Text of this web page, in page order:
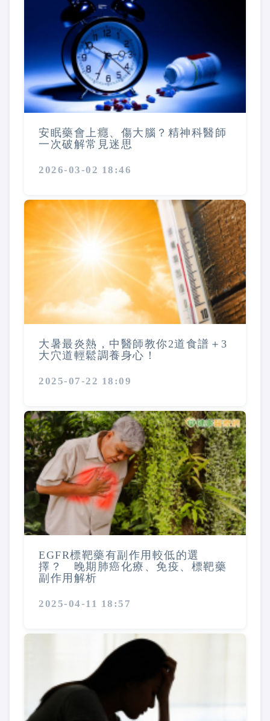
安眠藥會上癮、傷大腦？精神科醫師
一次破解常見迷思
2026-03-02 18:46
大暑最炎熱，中醫師教你2道食譜＋3
大穴道輕鬆調養身心！
2025-07-22 18:09
EGFR標靶藥有副作用較低的選
擇？ 晚期肺癌化療、免疫、標靶藥
副作用解析
2025-04-11 18:57